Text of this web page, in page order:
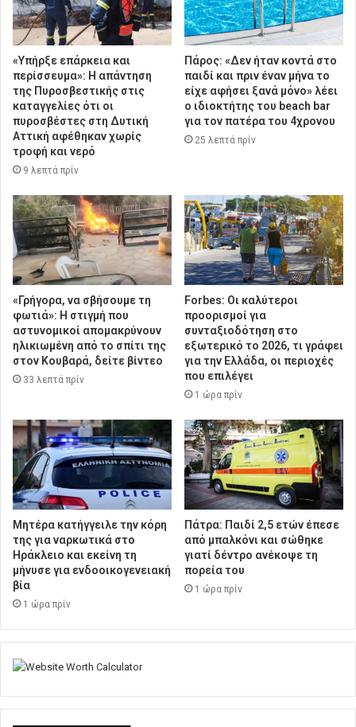
«Υπήρξε επάρκεια και
περίσσευμα»: Η απάντηση
της Πυροσβεστικής στις
καταγγελίες ότι οι
πυροσβέστες στη Δυτική
Αττική αφέθηκαν χωρίς
τροφή και νερό
9 λεπτά πρίν
Πάρος: «Δεν ήταν κοντά στο
παιδί και πριν έναν μήνα το
είχε αφήσει ξανά μόνο» λέει
ο ιδιοκτήτης του beach bar
για τον πατέρα του 4χρονου
25 λεπτά πρίν
«Γρήγορα, να σβήσουμε τη
φωτιά»: Η στιγμή που
αστυνομικοί απομακρύνουν
ηλικιωμένη από το σπίτι της
στον Κουβαρά, δείτε βίντεο
33 λεπτά πρίν
Forbes: Οι καλύτεροι
προορισμοί για
συνταξιοδότηση στο
εξωτερικό το 2026, τι γράφει
για την Ελλάδα, οι περιοχές
που επιλέγει
1 ώρα πρίν
Μητέρα κατήγγειλε την κόρη
της για ναρκωτικά στο
Ηράκλειο και εκείνη τη
μήνυσε για ενδοοικογενειακή
βία
1 ώρα πρίν
Πάτρα: Παιδί 2,5 ετών έπεσε
από μπαλκόνι και σώθηκε
γιατί δέντρο ανέκοψε τη
πορεία του
1 ώρα πρίν